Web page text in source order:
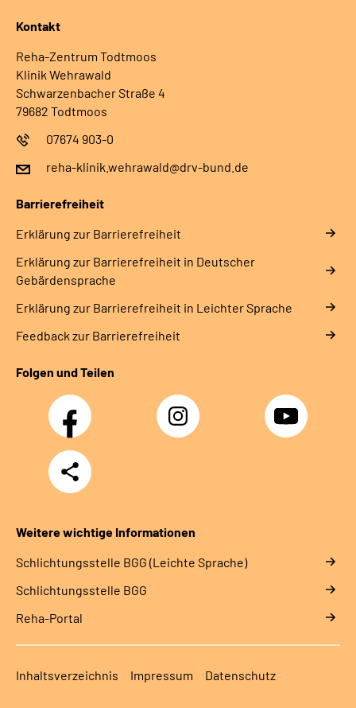
Kontakt
Reha-Zentrum Todtmoos
Klinik Wehrawald
Schwarzenbacher Straße 4
79682 Todtmoos
07674 903-0
reha-klinik.wehrawald@drv-bund.de
Barrierefreiheit
Erklärung zur Barrierefreiheit
Erklärung zur Barrierefreiheit in Deutscher
Gebärdensprache
Erklärung zur Barrierefreiheit in Leichter Sprache
Feedback zur Barrierefreiheit
Folgen und Teilen
Facebook Instagram YouTube
Teilen
Weitere wichtige Informationen
Schlich­tungs­stel­le BGG (Leichte Sprache)
Schlich­tungs­stel­le BGG
Reha-Portal
Inhaltsverzeichnis Impressum Datenschutz